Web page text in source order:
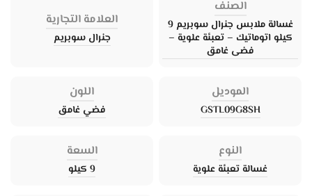
الصنف
غسالة ملابس جنرال سوبريم 9
كيلو اتوماتيك – تعبئة علوية –
فضى غامق
العلامة التجارية
جنرال سوبريم
الموديل
GSTL09G8SH
اللون
فضي غامق
النوع
غسالة تعبئة علوية
السعة
9 كيلو